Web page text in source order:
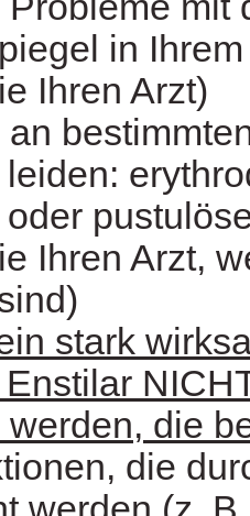
in
Ihren Arzt)
Ihren Arzt,
stark
die
die